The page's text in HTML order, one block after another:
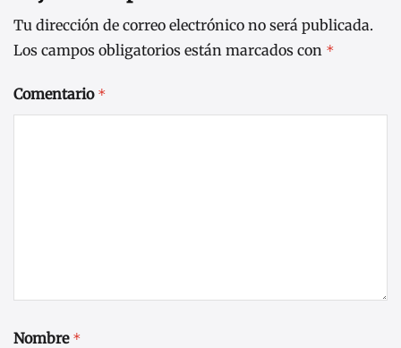
Tu dirección de correo electrónico no será publicada.
Los campos obligatorios están marcados con *
Comentario *
Nombre *